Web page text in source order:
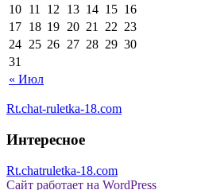
« Июл
10 11 12 13 14 15 16
17 18 19 20 21 22 23
24 25 26 27 28 29 30
31
Rt.chat-ruletka-18.com
Интересное
Rt.chatruletka-18.com
Сайт работает на WordPress